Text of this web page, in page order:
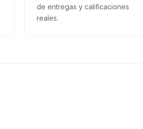
de entregas y calificaciones
reales.